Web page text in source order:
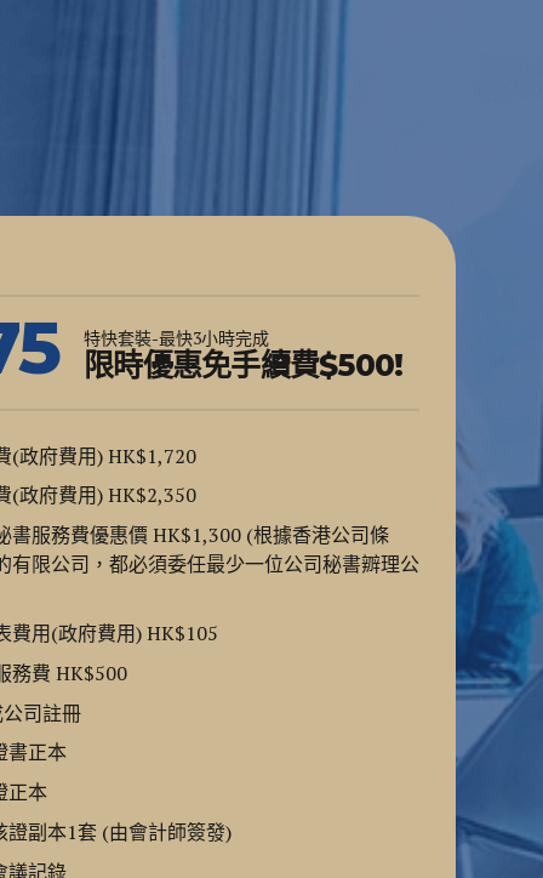
特快套裝-最快3小時完成
限時優惠免手續費$500!
(政府費用) HK$1,720
(政府費用) HK$2,350
書服務費優惠價 HK$1,300 (根據香港公司條
有限公司，都必須委任最少一位公司秘書辧理公
費用(政府費用) HK$105
務費 HK$500
司註冊
書正本
正本
證副本1套 (由會計師簽發)
議記錄